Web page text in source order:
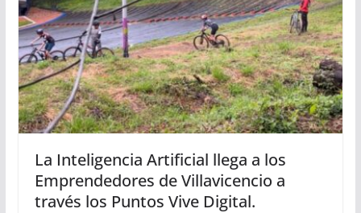
La Inteligencia Artificial llega a los
Emprendedores de Villavicencio a
través los Puntos Vive Digital.